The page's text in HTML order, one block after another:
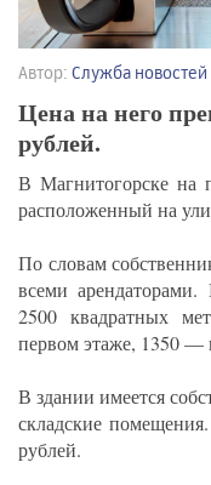
Автор: Служба новостей
Цена на него
рублей.
В Магнитогорске на
расположенный на
По словам
всеми арендаторами.
2500 квадратных
первом этаже, 1350 —
В здании имеется
складские
рублей.